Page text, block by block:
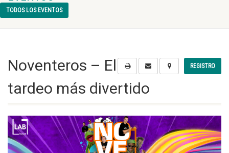
TODOS LOS EVENTOS
REGISTRO
Noventeros – El
tardeo más divertido